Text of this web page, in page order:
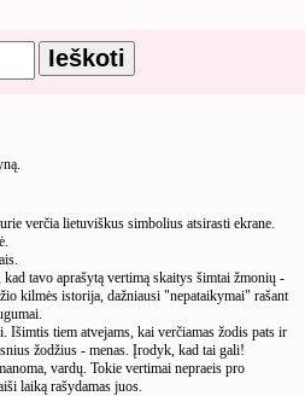
verčia lietuviškus simbolius atsirasti ekrane.
tavo aprašytą vertimą skaitys šimtai žmonių -
kilmės istorija, dažniausi "nepataikymai" rašant
Išimtis tiem atvejams, kai verčiamas žodis pats ir
žodžius - menas. Įrodyk, kad tai gali!
vardų. Tokie vertimai nepraeis pro
laiką rašydamas juos.